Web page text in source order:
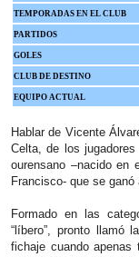
TEMPORADAS EN EL CLUB
PARTIDOS
GOLES
CLUB DE DESTINO
EQUIPO ACTUAL
Hablar de Vicente
Celta, de los
ourensano –nacido en
Francisco- que se
Formado en las
“líbero”, pronto llamó
fichaje cuando